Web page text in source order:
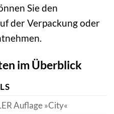
Sie den
der Verpackung oder
im Überblick
Auflage »City«